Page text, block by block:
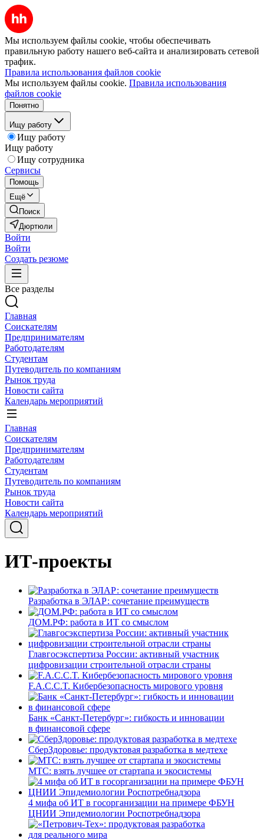
Мы используем файлы cookie, чтобы обеспечивать
правильную работу нашего веб-сайта и анализировать сетевой
трафик.
Правила использования файлов cookie
Мы используем файлы cookie. Правила использования
файлов cookie
Понятно
Ищу работу
Ищу работу
Ищу работу
Ищу сотрудника
Сервисы
Помощь
Ещё
Поиск
Дюртюли
Войти
Войти
Создать резюме
Все разделы
Главная
Соискателям
Предпринимателям
Работодателям
Студентам
Путеводитель по компаниям
Рынок труда
Новости сайта
Календарь мероприятий
Главная
Соискателям
Предпринимателям
Работодателям
Студентам
Путеводитель по компаниям
Рынок труда
Новости сайта
Календарь мероприятий
ИТ-проекты
Разработка в ЭЛАР: сочетание преимуществ
ДОМ.РФ: работа в ИТ со смыслом
Главгосэкспертиза России: активный участник
цифровизации строительной отрасли страны
F.A.C.C.T. Кибербезопасность мирового уровня
Банк «Санкт-Петербург»: гибкость и инновации
в финансовой сфере
СберЗдоровье: продуктовая разработка в медтехе
МТС: взять лучшее от стартапа и экосистемы
4 мифа об ИТ в госорганизации на примере ФБУН
ЦНИИ Эпидемиологии Роспотребнадзора